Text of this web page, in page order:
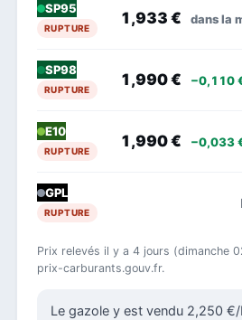
SP95
RUPTURE
1,933 € dans la
SP98
RUPTURE
1,990 € −0,110
E10
RUPTURE
1,990 € −0,033
GPL
RUPTURE
Prix relevés il y a 4 jours (dimanche
prix-carburants.gouv.fr.
Le gazole y est vendu 2,250